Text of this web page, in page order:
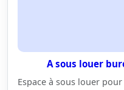
A sous louer
Espace à sous louer